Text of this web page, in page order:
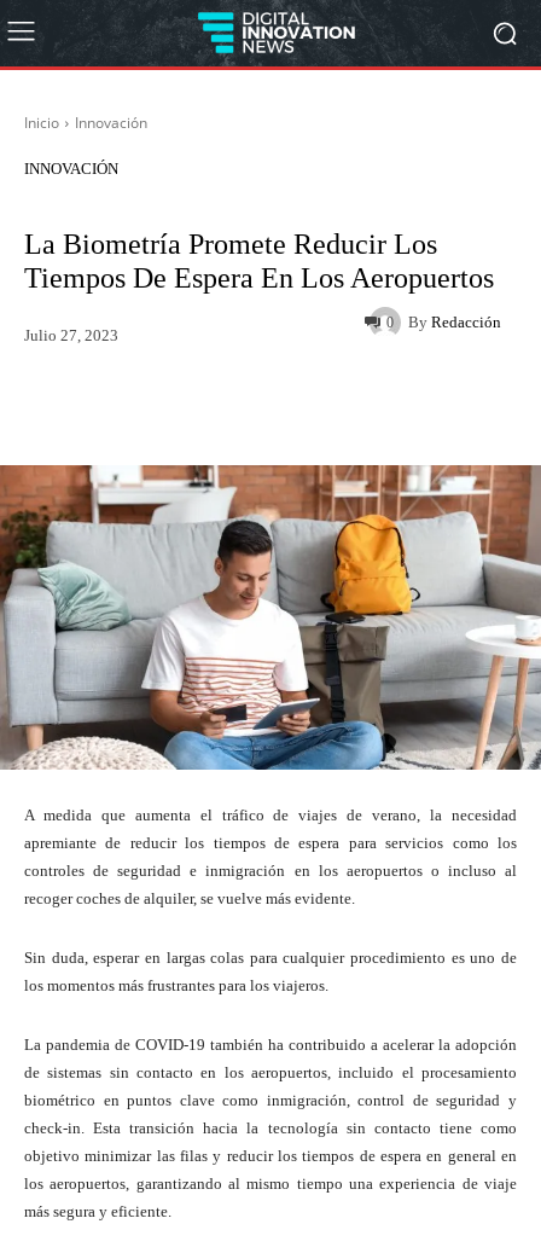
Inicio Innovación
INNOVACIÓN
La Biometría Promete Reducir Los
Tiempos De Espera En Los Aeropuertos
By Redacción
Julio 27, 2023
0
A medida que aumenta el tráfico de viajes de verano, la necesidad
apremiante de reducir los tiempos de espera para servicios como los
controles de seguridad e inmigración en los aeropuertos o incluso al
recoger coches de alquiler, se vuelve más evidente.
Sin duda, esperar en largas colas para cualquier procedimiento es uno de
los momentos más frustrantes para los viajeros.
La pandemia de COVID-19 también ha contribuido a acelerar la adopción
de sistemas sin contacto en los aeropuertos, incluido el procesamiento
biométrico en puntos clave como inmigración, control de seguridad y
check-in. Esta transición hacia la tecnología sin contacto tiene como
objetivo minimizar las filas y reducir los tiempos de espera en general en
los aeropuertos, garantizando al mismo tiempo una experiencia de viaje
más segura y eficiente.